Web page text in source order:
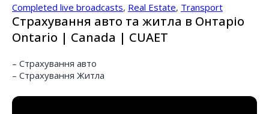
Completed live broadcasts, Real Estate, Transport
Страхування авто та житла в Онтаріо
Ontario | Canada | CUAET
– Страхування авто
– Страхування Житла